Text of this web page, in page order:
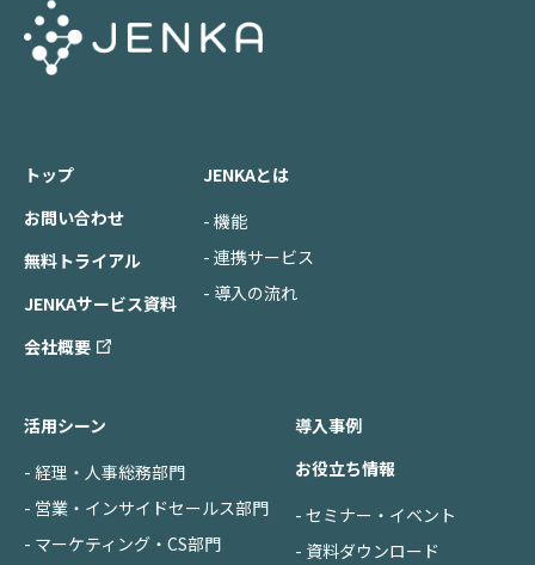
トップ
お問い合わせ
無料トライアル
JENKAサービス資料
会社概要
JENKAとは
- 機能
- 連携サービス
- 導入の流れ
活用シーン
- 経理・人事総務部門
- 営業・インサイドセールス部門
- マーケティング・CS部門
導入事例
お役立ち情報
- セミナー・イベント
- 資料ダウンロード